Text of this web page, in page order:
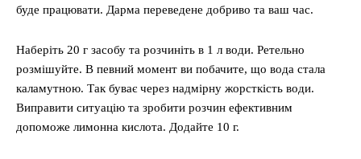
буде працювати. Дарма переведене добриво та ваш час.
Наберіть 20 г засобу та розчиніть в 1 л води. Ретельно
розмішуйте. В певний момент ви побачите, що вода стала
каламутною. Так буває через надмірну жорсткість води.
Виправити ситуацію та зробити розчин ефективним
допоможе лимонна кислота. Додайте 10 г.